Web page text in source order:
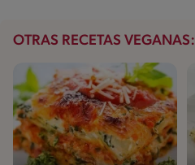
OTRAS RECETAS VEGANAS: